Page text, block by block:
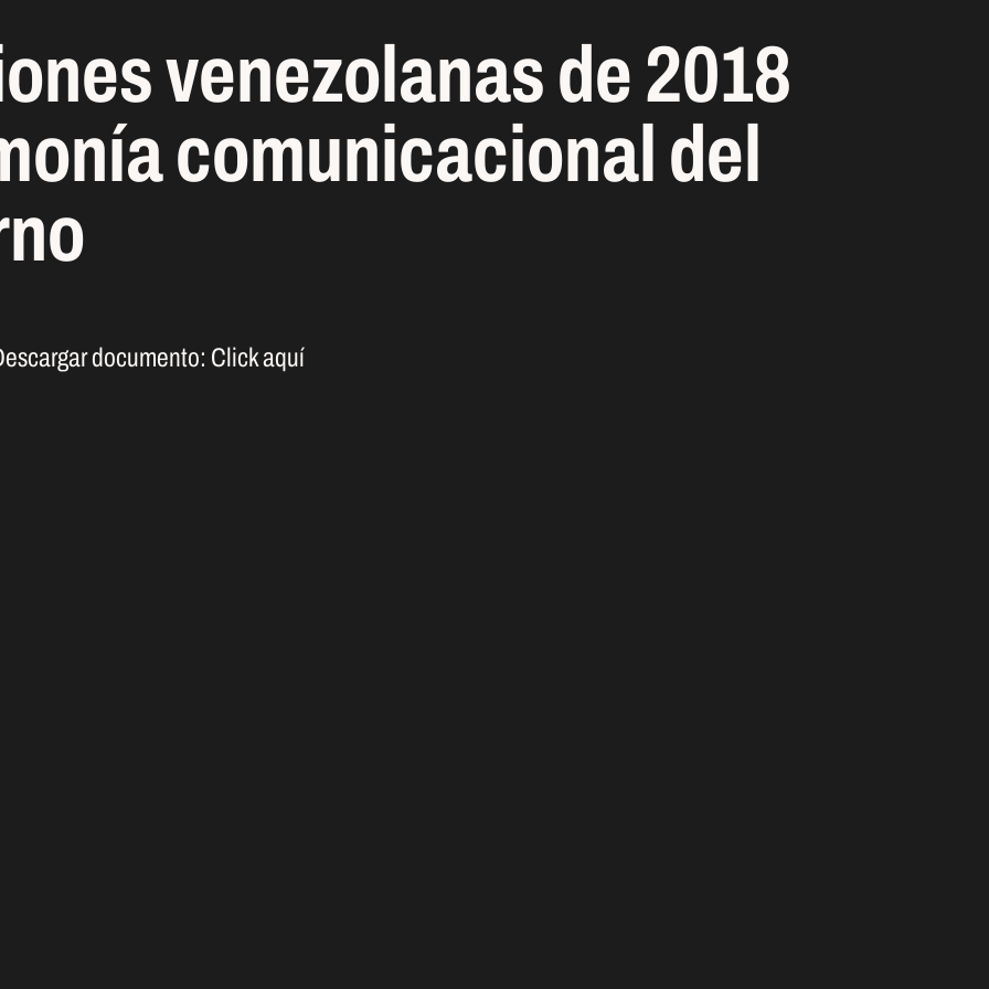
venezolanas de 2018
comunicacional del
documento: Click aquí